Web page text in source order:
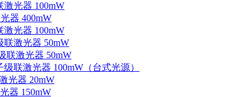
激光器 100mW
器 400mW
激光器 100mW
联激光器 50mW
联激光器 50mW
联激光器 100mW（台式光源）
光器 20mW
器 150mW